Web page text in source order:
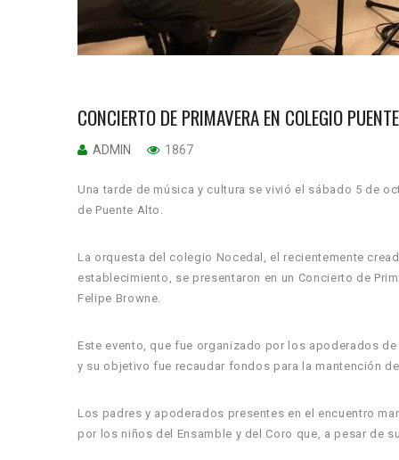
CONCIERTO DE PRIMAVERA EN COLEGIO
ADMIN 1867
Una tarde de música y cultura se vivió el sábado 5 de
de Puente Alto.
La orquesta del colegio Nocedal, el recientemente
establecimiento, se presentaron en un Concierto de
Felipe Browne.
Este evento, que fue organizado por los apoderados
y su objetivo fue recaudar fondos para la mantención
Los padres y apoderados presentes en el encuentro
por los niños del Ensamble y del Coro que, a pesar de